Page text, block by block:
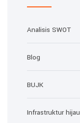
Analisis SWOT
Blog
BUJK
Infrastruktur hijau